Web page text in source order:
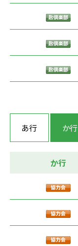
あ行 か行
か行